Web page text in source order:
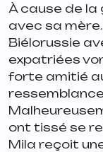
À cause de la
avec sa
Biélorussie
expatriées
forte amitié
ont tissé se
Mila reçoit